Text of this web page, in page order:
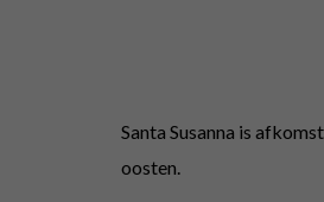
Santa Susanna is
oosten.